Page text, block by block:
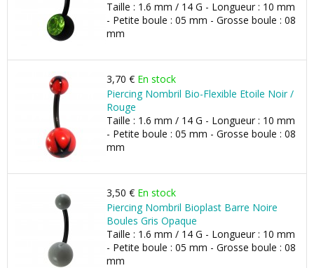
Taille : 1.6 mm / 14 G - Longueur : 10 mm
- Petite boule : 05 mm - Grosse boule : 08
mm
3,70 € En stock
Piercing Nombril Bio-Flexible Etoile Noir /
Rouge
Taille : 1.6 mm / 14 G - Longueur : 10 mm
- Petite boule : 05 mm - Grosse boule : 08
mm
3,50 € En stock
Piercing Nombril Bioplast Barre Noire
Boules Gris Opaque
Taille : 1.6 mm / 14 G - Longueur : 10 mm
- Petite boule : 05 mm - Grosse boule : 08
mm